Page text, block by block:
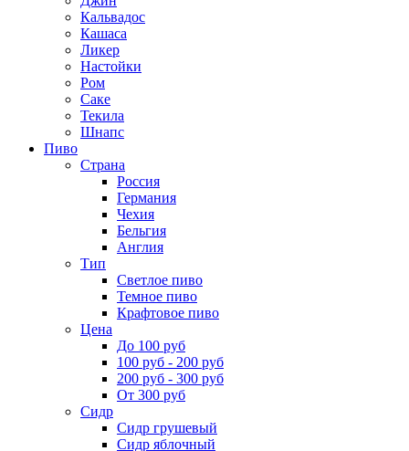
Кальвадос
Кашаса
Ликер
Настойки
Ром
Саке
Текила
Шнапс
Пиво
Страна
Россия
Германия
Чехия
Бельгия
Англия
Тип
Светлое пиво
Темное пиво
Крафтовое пиво
Цена
До 100 руб
100 руб - 200 руб
200 руб - 300 руб
От 300 руб
Сидр
Сидр грушевый
Сидр яблочный